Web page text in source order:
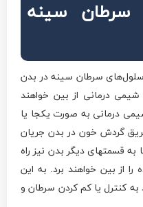
سرطان سینه
سرطان سینه در بدن
درمانی از بین خواهند
درمانی به صورت یکجا یا
گردش خون در بدن جریان
به قسمت­های دیگر بدن نیز راه
از بین خواهند برد. به این
به کنترل یا کم کردن سرطان و